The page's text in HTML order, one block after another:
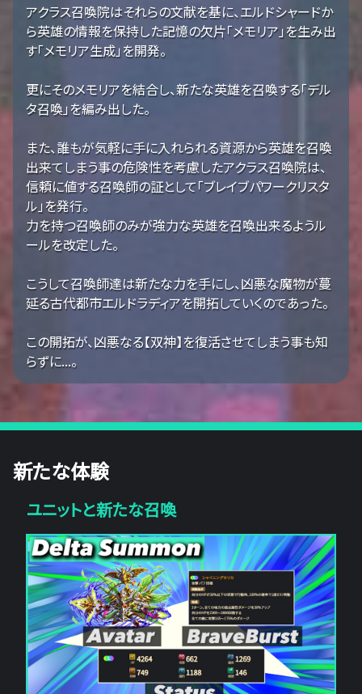
アクラス召喚院はそれらの文献を基に、エルドシャードか
ら英雄の情報を保持した記憶の欠片「メモリア」を生み出
す「メモリア生成」を開発。
更にそのメモリアを結合し、新たな英雄を召喚する「デル
タ召喚」を編み出した。
また、誰もが気軽に手に入れられる資源から英雄を召喚
出来てしまう事の危険性を考慮したアクラス召喚院は、
信頼に値する召喚師の証として「ブレイブパワークリスタ
ル」を発行。
力を持つ召喚師のみが強力な英雄を召喚出来るようル
ールを改定した。
こうして召喚師達は新たな力を手にし、凶悪な魔物が蔓
延る古代都市エルドラディアを開拓していくのであった。
この開拓が、凶悪なる【双神】を復活させてしまう事も知
らずに...。
新たな体験
ユニットと新たな召喚